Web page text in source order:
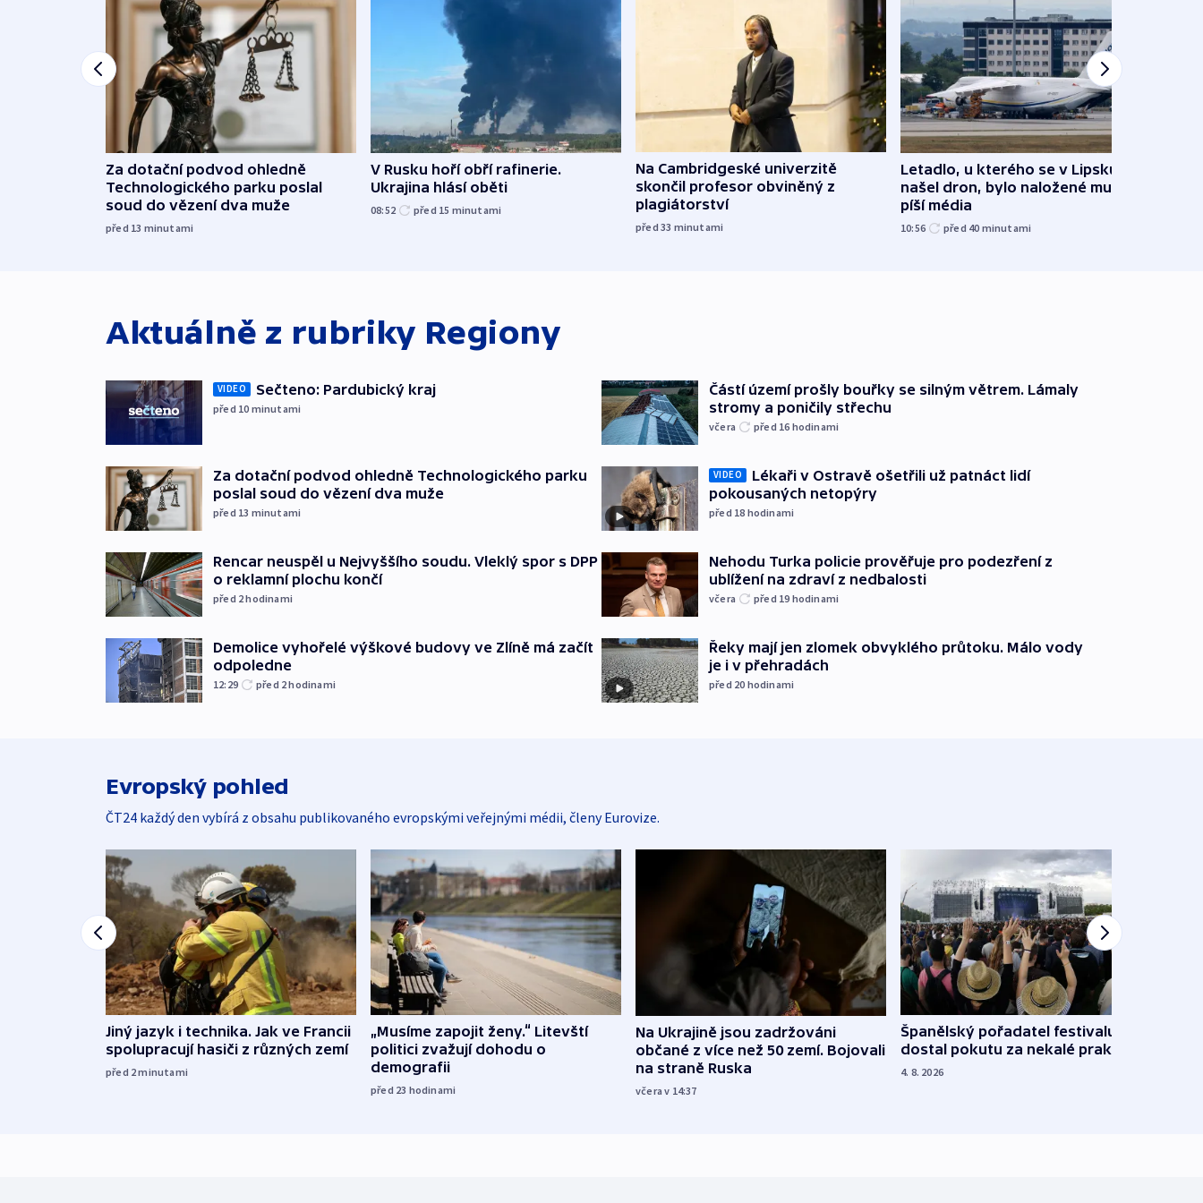
Za dotační podvod ohledně
Technologického parku poslal
soud do vězení dva muže
před 13 minutami
V Rusku hoří obří rafinerie.
Ukrajina hlásí oběti
08:52 před 15 minutami
Na Cambridgeské univerzitě
skončil profesor obviněný z
plagiátorství
před 33 minutami
Letadlo, u kterého se v Lipsku
našel dron, bylo naložené municí,
píší média
10:56 před 40 minutami
Aktuálně z rubriky Regiony
VIDEO Sečteno: Pardubický kraj
před 10 minutami
Za dotační podvod ohledně Technologického parku
poslal soud do vězení dva muže
před 13 minutami
Rencar neuspěl u Nejvyššího soudu. Vleklý spor s DPP
o reklamní plochu končí
před 2hodinami
Demolice vyhořelé výškové budovy ve Zlíně má začít
odpoledne
12:29 před 2hodinami
Částí území prošly bouřky se silným větrem. Lámaly
stromy a poničily střechu
včera před 16 hodinami
VIDEO
Lékaři v Ostravě ošetřili už patnáct lidí
pokousaných netopýry
před 18 hodinami
Nehodu Turka policie prověřuje pro podezření z
ublížení na zdraví z nedbalosti
včera před 19 hodinami
Řeky mají jen zlomek obvyklého průtoku. Málo vody
je i v přehradách
před 20 hodinami
Evropský pohled
ČT24 každý den vybírá z obsahu publikovaného evropskými veřejnými médii, členy Eurovize.
Jiný jazyk i technika. Jak ve Francii
spolupracují hasiči z různých zemí
před 2minutami
„Musíme zapojit ženy.“ Litevští
politici zvažují dohodu o
demografii
před 23 hodinami
Na Ukrajině jsou zadržováni
občané z více než 50 zemí. Bojovali
na straně Ruska
včera v 14:37
Španělský pořadatel festivalu
dostal pokutu za nekalé praktiky
4. 8. 2026